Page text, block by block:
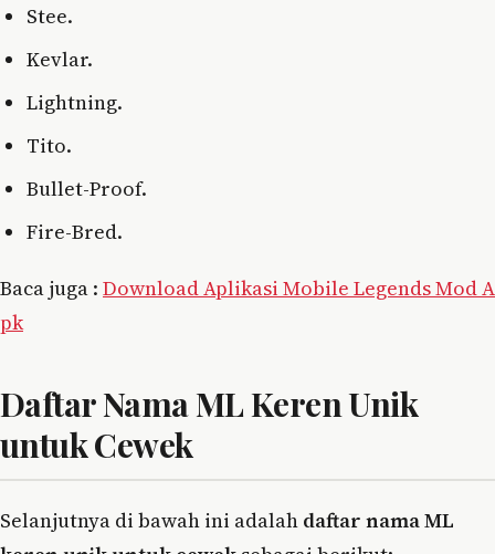
Stee.
Kevlar.
Lightning.
Tito.
Bullet-Proof.
Fire-Bred.
Baca juga : Download Aplikasi Mobile Legends Mod A
pk
Daftar Nama ML Keren Unik
untuk Cewek
Selanjutnya di bawah ini adalah daftar nama ML